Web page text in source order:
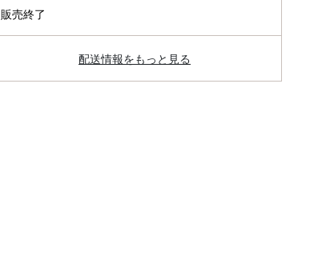
販売終了
配送情報をもっと見る